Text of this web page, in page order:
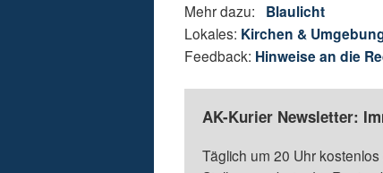
Mehr dazu: Blaulicht
Lokales: Kirchen &
Feedback: Hinweise an die
AK-Kurier Newsletter:
Täglich um 20 Uhr